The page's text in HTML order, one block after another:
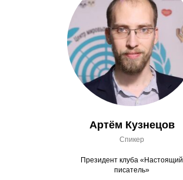
Артём Кузнецов
Спикер
Президент клуба «Настоящий
писатель»